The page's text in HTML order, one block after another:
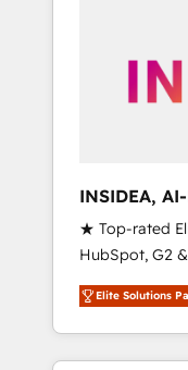
INSIDEA,
Onboarding
★ Top-rated
HubSpot, G2
Certified
★ 1,500+
continents ★
Onboarding
Elite Solutions